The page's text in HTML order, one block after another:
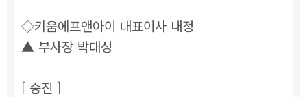
◇키움에프앤아이 대표이사 내정
▲ 부사장 박대성
[ 승진 ]